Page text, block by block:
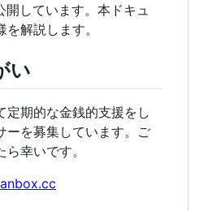
しています。本ドキュ
解説します。
い
定期的な金銭的支援をし
ーを募集しています。ご
幸いです。